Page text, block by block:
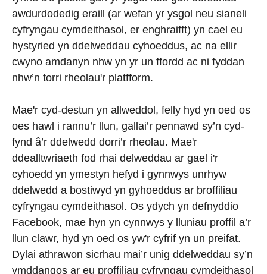
awdurdodedig eraill (ar wefan yr ysgol neu sianeli
cyfryngau cymdeithasol, er enghraifft) yn cael eu
hystyried yn ddelweddau cyhoeddus, ac na ellir
cwyno amdanyn nhw yn yr un ffordd ac ni fyddan
nhw’n torri rheolau'r platfform.
Mae'r cyd-destun yn allweddol, felly hyd yn oed os
oes hawl i rannu’r llun, gallai’r pennawd sy’n cyd-
fynd â’r ddelwedd dorri’r rheolau. Mae'r
ddealltwriaeth fod rhai delweddau ar gael i'r
cyhoedd yn ymestyn hefyd i gynnwys unrhyw
ddelwedd a bostiwyd yn gyhoeddus ar broffiliau
cyfryngau cymdeithasol. Os ydych yn defnyddio
Facebook, mae hyn yn cynnwys y lluniau proffil a’r
llun clawr, hyd yn oed os yw'r cyfrif yn un preifat.
Dylai athrawon sicrhau mai’r unig ddelweddau sy’n
ymddangos ar eu proffiliau cyfryngau cymdeithasol